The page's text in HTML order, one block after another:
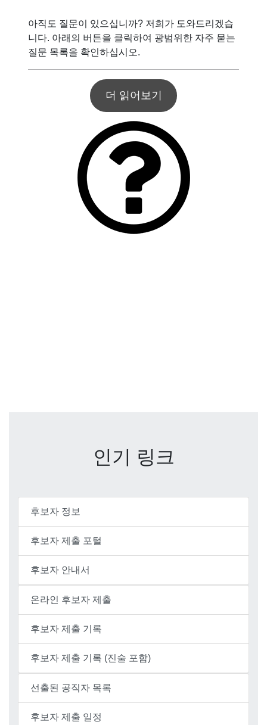
아직도 질문이 있으십니까? 저희가 도와드리겠습
니다. 아래의 버튼을 클릭하여 광범위한 자주 묻는
질문 목록을 확인하십시오.
더 읽어보기
인기 링크
후보자 정보
후보자 제출 포털
후보자 안내서
온라인 후보자 제출
후보자 제출 기록
후보자 제출 기록 (진술 포함)
선출된 공직자 목록
후보자 제출 일정